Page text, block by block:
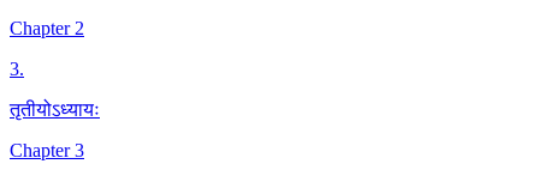
Chapter 2
3.
तृतीयोऽध्यायः
Chapter 3